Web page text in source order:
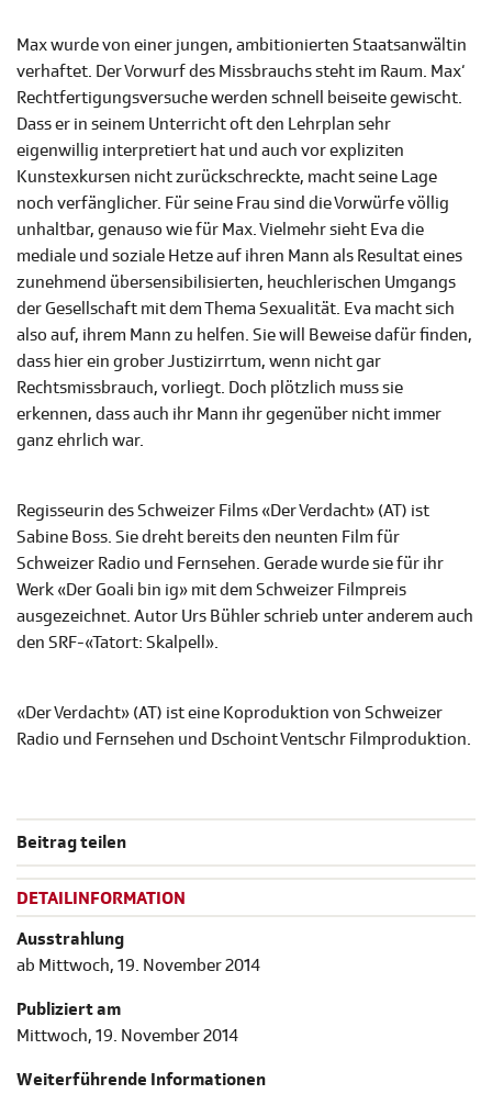
Max wurde von einer jungen, ambitionierten Staatsanwältin
verhaftet. Der Vorwurf des Missbrauchs steht im Raum. Max‘
Rechtfertigungsversuche werden schnell beiseite gewischt.
Dass er in seinem Unterricht oft den Lehrplan sehr
eigenwillig interpretiert hat und auch vor expliziten
Kunstexkursen nicht zurückschreckte, macht seine Lage
noch verfänglicher. Für seine Frau sind die Vorwürfe völlig
unhaltbar, genauso wie für Max. Vielmehr sieht Eva die
mediale und soziale Hetze auf ihren Mann als Resultat eines
zunehmend übersensibilisierten, heuchlerischen Umgangs
der Gesellschaft mit dem Thema Sexualität. Eva macht sich
also auf, ihrem Mann zu helfen. Sie will Beweise dafür finden,
dass hier ein grober Justizirrtum, wenn nicht gar
Rechtsmissbrauch, vorliegt. Doch plötzlich muss sie
erkennen, dass auch ihr Mann ihr gegenüber nicht immer
ganz ehrlich war.
Regisseurin des Schweizer Films «Der Verdacht» (AT) ist
Sabine Boss. Sie dreht bereits den neunten Film für
Schweizer Radio und Fernsehen. Gerade wurde sie für ihr
Werk «Der Goali bin ig» mit dem Schweizer Filmpreis
ausgezeichnet. Autor Urs Bühler schrieb unter anderem auch
den SRF-«Tatort: Skalpell».
«Der Verdacht» (AT) ist eine Koproduktion von Schweizer
Radio und Fernsehen und Dschoint Ventschr Filmproduktion.
Beitrag teilen
DETAILINFORMATION
Ausstrahlung
ab Mittwoch, 19. November 2014
Publiziert am
Mittwoch, 19. November 2014
Weiterführende Informationen